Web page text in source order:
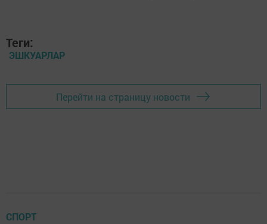
Теги:
ЭШКУАРЛАР
Перейти на страницу новости
СПОРТ